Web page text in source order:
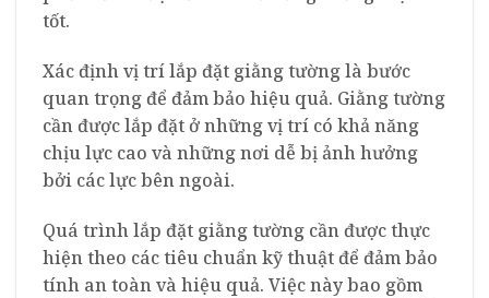
tốt.
Xác định vị trí lắp đặt giằng tường là bước
quan trọng để đảm bảo hiệu quả. Giằng tường
cần được lắp đặt ở những vị trí có khả năng
chịu lực cao và những nơi dễ bị ảnh hưởng
bởi các lực bên ngoài.
Quá trình lắp đặt giằng tường cần được thực
hiện theo các tiêu chuẩn kỹ thuật để đảm bảo
tính an toàn và hiệu quả. Việc này bao gồm